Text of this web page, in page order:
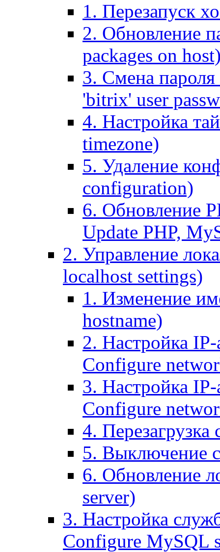
1. Перезапуск
2. Обновление
packages on
3. Смена пароля
'bitrix' user
4. Настройка
timezone)
5. Удаление
configuration)
6. Обновление
Update PHP,
2. Управление
localhost settings)
1. Изменение
hostname)
2. Настройка IP-
Configure
3. Настройка
Configure
4. Перезагрузка
5. Выключение
6. Обновление
server)
3. Настройка
Configure MySQL